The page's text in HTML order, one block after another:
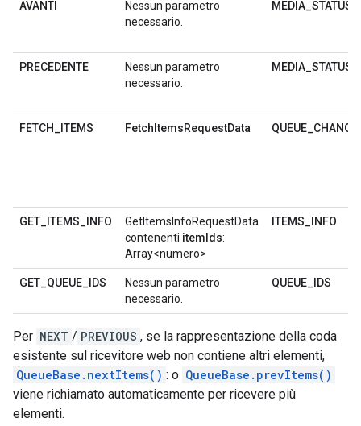
AVANTI
Nessun parametro
necessario.
MEDIA_STATUS
PRECEDENTE
Nessun parametro
necessario.
MEDIA_STATUS
FETCH_ITEMS FetchItemsRequestData QUEUE_CHANGE
GET_ITEMS_INFO
GetItemsInfoRequestData
contenenti itemIds:
Array<numero>
ITEMS_INFO
GET_QUEUE_IDS
Nessun parametro
necessario.
QUEUE_IDS
Per NEXT / PREVIOUS , se la rappresentazione della coda
esistente sul ricevitore web non contiene altri elementi,
QueueBase.nextItems() : o QueueBase.prevItems()
viene richiamato automaticamente per ricevere più
elementi.